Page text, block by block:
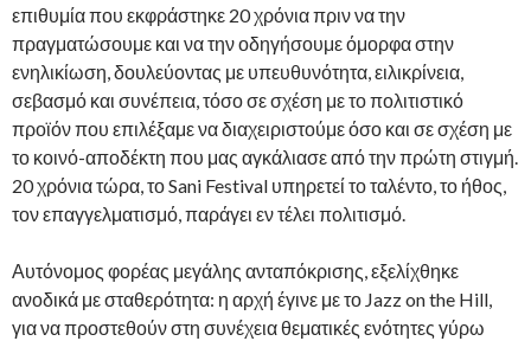
επιθυμία που εκφράστηκε 20 χρόνια πριν να την
πραγματώσουμε και να την οδηγήσουμε όμορφα στην
ενηλικίωση, δουλεύοντας με υπευθυνότητα, ειλικρίνεια,
σεβασμό και συνέπεια, τόσο σε σχέση με το πολιτιστικό
προϊόν που επιλέξαμε να διαχειριστούμε όσο και σε σχέση με
το κοινό-αποδέκτη που μας αγκάλιασε από την πρώτη στιγμή.
20 χρόνια τώρα, το Sani Festival υπηρετεί το ταλέντο, το ήθος,
τον επαγγελματισμό, παράγει εν τέλει πολιτισμό.
Αυτόνομος φορέας μεγάλης ανταπόκρισης, εξελίχθηκε
ανοδικά με σταθερότητα: η αρχή έγινε με το Jazz on the Hill,
για να προστεθούν στη συνέχεια θεματικές ενότητες γύρω